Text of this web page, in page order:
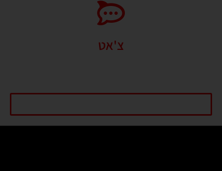
צ'אט